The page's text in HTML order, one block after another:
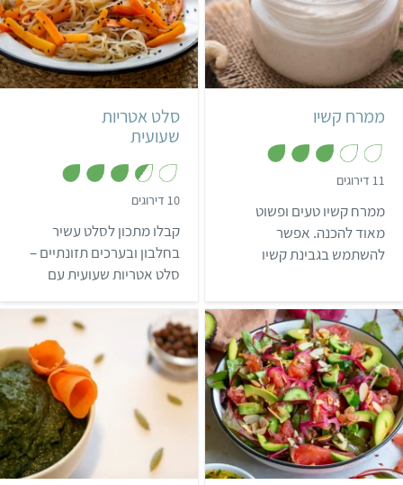
קל 10 דקות
600 גרם
ממרח קשיו
11 דירוגים
.
2
מ
ת
ו
ממרח קשיו טעים ופשוט
מאוד להכנה. אפשר
להשתמש בגבינת קשיו
קל 40 דקות
6 מנות אסייתי
סלט אטריות
שעועית
10 דירוגים
.
5
מ
ת
ו
קבלו מתכון לסלט עשיר
בחלבון ובערכים תזונתיים –
סלט אטריות שעועית עם
מושלם!
קל 30 דקות הודי